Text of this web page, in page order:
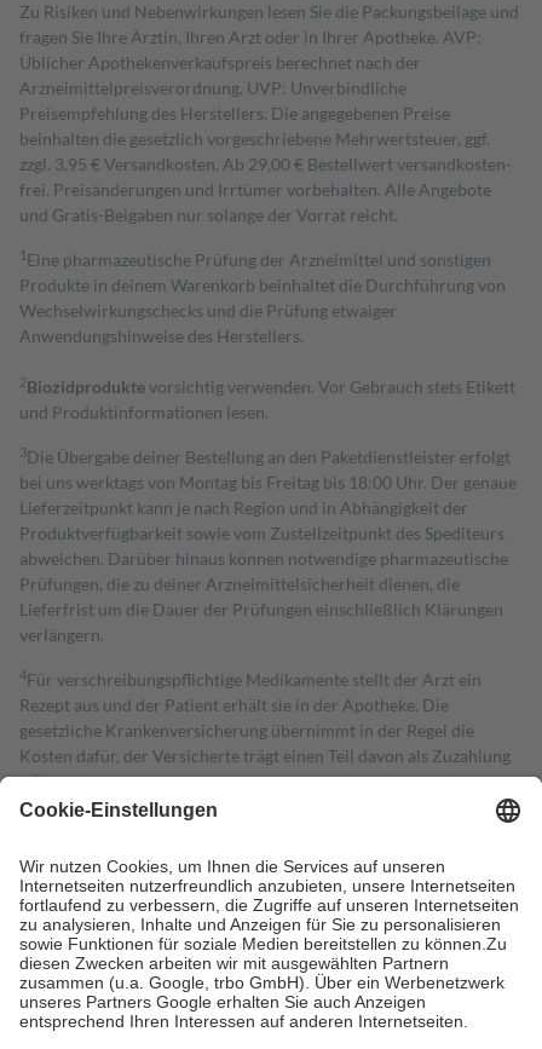
Zu Risiken und Nebenwirkungen lesen Sie die Packungsbeilage und
fragen Sie Ihre Ärztin, Ihren Arzt oder in Ihrer Apotheke. AVP:
Üblicher Apothekenverkaufspreis berechnet nach der
Arzneimittelpreisverordnung. UVP: Unverbindliche
Preisempfehlung des Herstellers. Die angegebenen Preise
beinhalten die gesetzlich vorgeschriebene Mehrwertsteuer, ggf.
zzgl. 3,95 € Versandkosten. Ab 29,00 € Bestell­wert versand­kosten­
frei. Preisänderungen und Irrtümer vorbehalten. Alle Angebote
und Gratis-Beigaben nur solange der Vorrat reicht.
1 Eine pharmazeutische Prüfung der Arzneimittel und sonstigen
Produkte in deinem Warenkorb beinhaltet die Durchführung von
Wechselwirkungschecks und die Prüfung etwaiger
Anwendungshinweise des Herstellers.
2Biozidproduktevorsichtig verwenden. Vor Gebrauch stets Etikett
und Produktinformationen lesen.
3Die Übergabe deiner Bestellung an den Paketdienstleister erfolgt
bei uns werktags von Montag bis Freitag bis 18:00 Uhr. Der genaue
Lieferzeitpunkt kann je nach Region und in Abhängigkeit der
Produktverfügbarkeit sowie vom Zustellzeitpunkt des Spediteurs
abweichen. Darüber hinaus können notwendige pharmazeutische
Prüfungen, die zu deiner Arzneimittelsicherheit dienen, die
Lieferfrist um die Dauer der Prüfungen einschließlich Klärungen
verlängern.
4Für verschreibungspflichtige Medikamente stellt der Arzt ein
Rezept aus und der Patient erhält sie in der Apotheke. Die
gesetzliche Krankenversicherung übernimmt in der Regel die
Kosten dafür, der Versicherte trägt einen Teil davon als Zuzahlung
mit.
Grundsätzlich leisten Mitglieder Zuzahlungen in Höhe von zehn
höchstens zehn Euro.
Es sind jedoch nie mehr als die tatsächlichen
Kosten der Leistung zu entrichten.
Diese Regeln gelten grundsätzlich auch für Online-Apotheken.
Bei Heilmitteln und häuslicher Krankenpflege beträgt die
Zuzahlung zehn Prozent der Kosten sowie zehn Euro je
Verordnung.
Um das Engagement der Versicherten für ihre eigene Gesundheit zu
stärken und die besondere Stellung der Familie zu unterstützen,